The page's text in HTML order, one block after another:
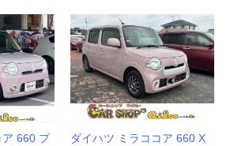
ア 660 プ
ダイハツ ミラココア 660 X